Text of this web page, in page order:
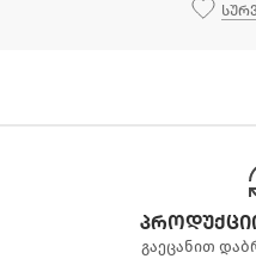
გაეცანით